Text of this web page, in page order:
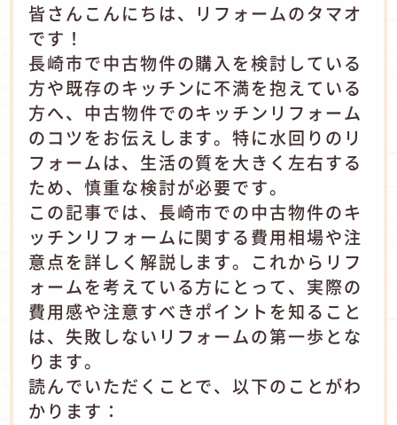
皆さんこんにちは、リフォームのタマオ
です！
長崎市で中古物件の購入を検討している
方や既存のキッチンに不満を抱えている
方へ、中古物件でのキッチンリフォーム
のコツをお伝えします。特に水回りのリ
フォームは、生活の質を大きく左右する
ため、慎重な検討が必要です。
この記事では、長崎市での中古物件のキ
ッチンリフォームに関する費用相場や注
意点を詳しく解説します。 これからリフ
ォームを考えている方にとって、実際の
費用感や注意すべきポイントを知ること
は、失敗しないリフォームの第一歩とな
ります。
読んでいただくことで、以下のことがわ
かります：